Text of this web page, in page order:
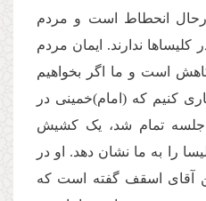
انحطاط است و مردم
ندارند. ایمان مردم
است و ما اگر بخواهیم
کنیم که (امام)خمینی در
جلسه تمام شد، یک کشیش
را به ما نشان دهد. او در
آقای اسقف گفته است که